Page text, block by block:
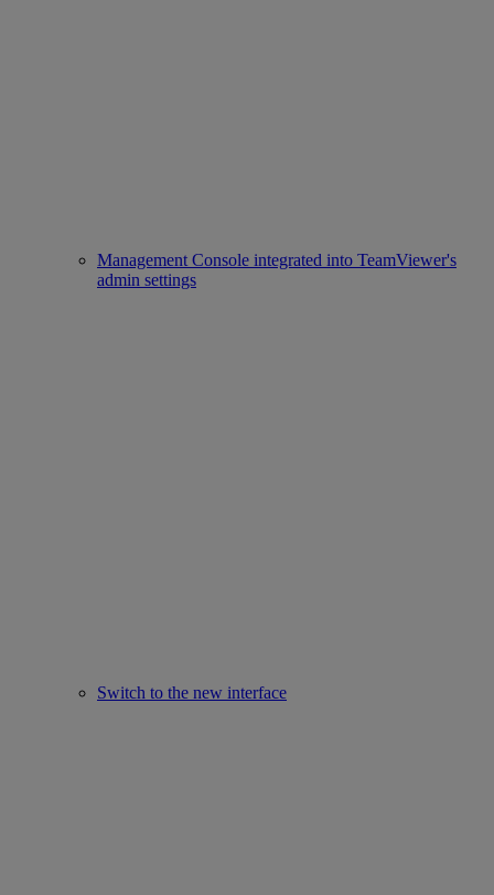
Management Console integrated into TeamViewer's
admin settings
Switch to the new interface